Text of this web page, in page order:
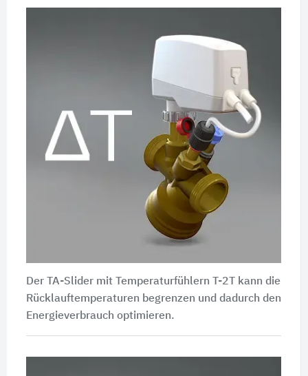
Der TA-Slider mit Temperaturfühlern T-2T kann die
Rücklauftemperaturen begrenzen und dadurch den
Energieverbrauch optimieren.